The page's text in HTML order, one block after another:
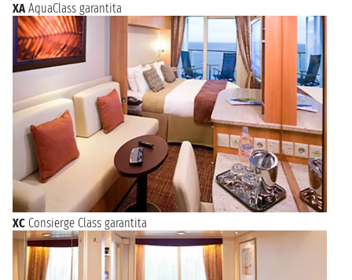
XA AquaClass garantita
XC Consierge Class garantita